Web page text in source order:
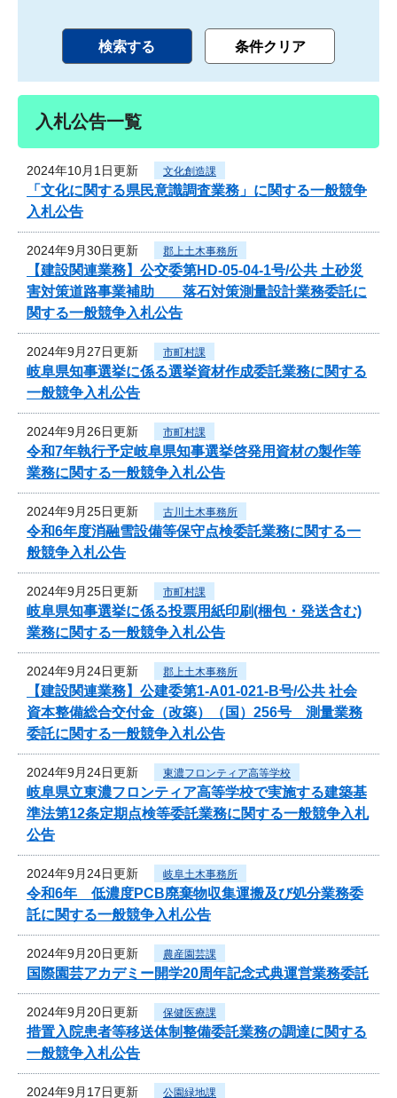
入札公告一覧
2024年10月1日更新 文化創造課
「文化に関する県民意識調査業務」に関する一般競争
入札公告
2024年9月30日更新 郡上土木事務所
【建設関連業務】公交委第HD-05-04-1号/公共 土砂災
害対策道路事業補助 落石対策測量設計業務委託に
関する一般競争入札公告
2024年9月27日更新 市町村課
岐阜県知事選挙に係る選挙資材作成委託業務に関する
一般競争入札公告
2024年9月26日更新 市町村課
令和7年執行予定岐阜県知事選挙啓発用資材の製作等
業務に関する一般競争入札公告
2024年9月25日更新 古川土木事務所
令和6年度消融雪設備等保守点検委託業務に関する一
般競争入札公告
2024年9月25日更新 市町村課
岐阜県知事選挙に係る投票用紙印刷(梱包・発送含む)
業務に関する一般競争入札公告
2024年9月24日更新 郡上土木事務所
【建設関連業務】公建委第1-A01-021-B号/公共 社会
資本整備総合交付金（改築）（国）256号 測量業務
委託に関する一般競争入札公告
2024年9月24日更新 東濃フロンティア高等学校
岐阜県立東濃フロンティア高等学校で実施する建築基
準法第12条定期点検等委託業務に関する一般競争入札
公告
2024年9月24日更新 岐阜土木事務所
令和6年 低濃度PCB廃棄物収集運搬及び処分業務委
託に関する一般競争入札公告
2024年9月20日更新 農産園芸課
国際園芸アカデミー開学20周年記念式典運営業務委託
2024年9月20日更新 保健医療課
措置入院患者等移送体制整備委託業務の調達に関する
一般競争入札公告
2024年9月17日更新 公園緑地課